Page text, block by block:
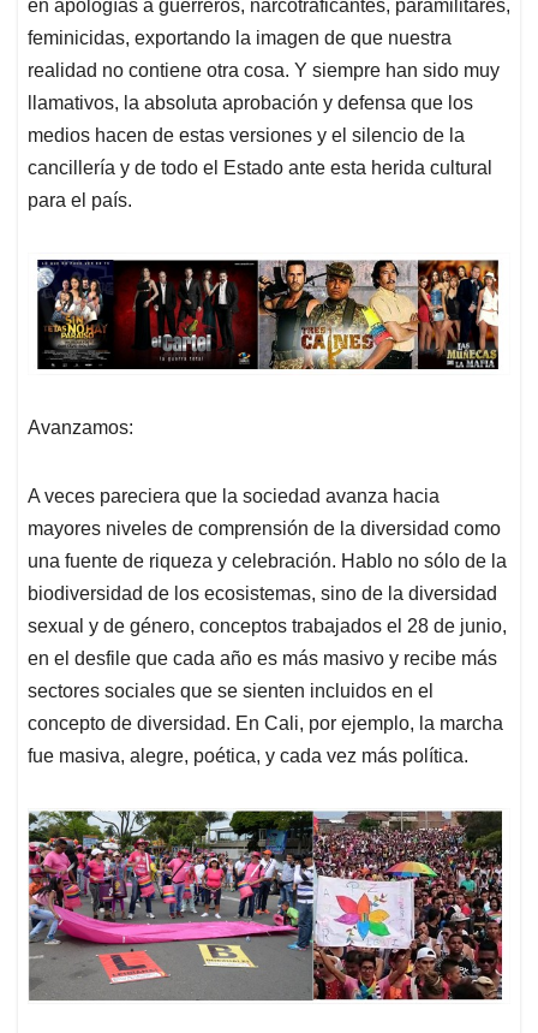
en apologías a guerreros, narcotraficantes, paramilitares,
feminicidas, exportando la imagen de que nuestra
realidad no contiene otra cosa. Y siempre han sido muy
llamativos, la absoluta aprobación y defensa que los
medios hacen de estas versiones y el silencio de la
cancillería y de todo el Estado ante esta herida cultural
para el país.
Avanzamos:
A veces pareciera que la sociedad avanza hacia
mayores niveles de comprensión de la diversidad como
una fuente de riqueza y celebración. Hablo no sólo de la
biodiversidad de los ecosistemas, sino de la diversidad
sexual y de género, conceptos trabajados el 28 de junio,
en el desfile que cada año es más masivo y recibe más
sectores sociales que se sienten incluidos en el
concepto de diversidad. En Cali, por ejemplo, la marcha
fue masiva, alegre, poética, y cada vez más política.